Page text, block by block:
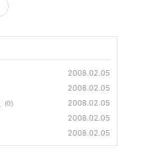
2008.02.05
2008.02.05
(0) 2008.02.05
2008.02.05
2008.02.05